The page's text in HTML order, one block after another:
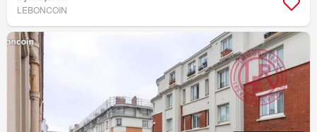
LEBONCOIN